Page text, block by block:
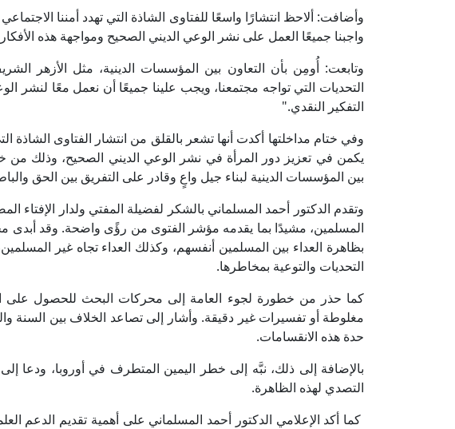
وأضافت: ألاحظ انتشارًا واسعًا للفتاوى الشاذة التي تهدد أمننا
واجبنا جميعًا العمل على نشر الوعي الديني الصحيح ومواجهة هذه
وتابعت: أُومِن بأن التعاون بين المؤسسات الدينية، مثل الأزهر
التحديات التي تواجه مجتمعنا، ويجب علينا جميعًا أن نعمل معًا لنشر
التفكير النقدي."
وفي ختام مداخلتها أكدت أنها تشعر بالقلق من انتشار الفتاوى الشاذة
يكمن في تعزيز دور المرأة في نشر الوعي الديني الصحيح، وذلك من
بين المؤسسات الدينية لبناء جيل واعٍ وقادر على التفريق بين الحق
وتقدم الدكتور أحمد المسلماني بالشكر لفضيلة المفتي ولدار الإفتاء
المسلمين، مشيدًا بما يقدمه مؤشر الفتوى من رؤًى واضحة. وقد أبدى
بظاهرة العداء بين المسلمين أنفسهم، وكذلك العداء تجاه غير
التحديات والتوعية بمخاطرها.
كما حذر من خطورة لجوء العامة إلى محركات البحث للحصول على
مغلوطة أو تفسيرات غير دقيقة. وأشار إلى تصاعد الخلاف بين السنة
حدة هذه الانقسامات.
بالإضافة إلى ذلك، نبَّه إلى خطر اليمين المتطرف في أوروبا، ودعا
التصدي لهذه الظاهرة.
كما أكد الإعلامي الدكتور أحمد المسلماني على أهمية تقديم الدعم